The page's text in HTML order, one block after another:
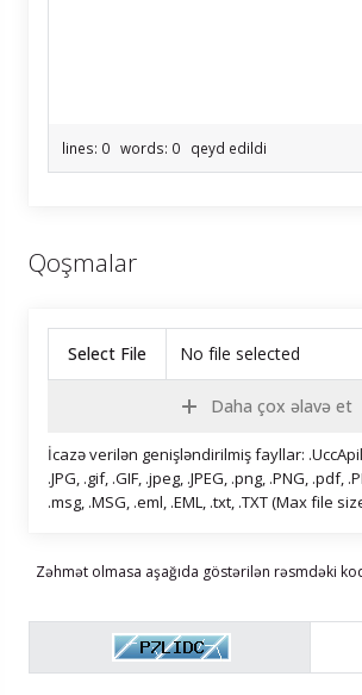
lines: 0 words: 0 qeyd edildi
Qoşmalar
Select File No file selected
Daha çox əlavə et
İcazə verilən genişləndirilmiş fayllar:
.JPG, .gif, .GIF, .jpeg, .JPEG, .png, .PNG, .pdf,
.msg, .MSG, .eml, .EML, .txt, .TXT (Max file
Zəhmət olmasa aşağıda göstərilən rəsmdəki